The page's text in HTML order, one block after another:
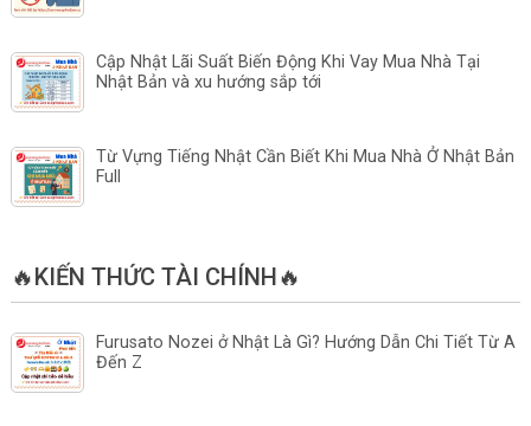
Cập Nhật Lãi Suất Biến Động Khi Vay Mua Nhà Tại
Nhật Bản và xu hướng sắp tới
Từ Vựng Tiếng Nhật Cần Biết Khi Mua Nhà Ở Nhật Bản
Full
🔥KIẾN THỨC TÀI CHÍNH🔥
Furusato Nozei ở Nhật Là Gì? Hướng Dẫn Chi Tiết Từ A
Đến Z